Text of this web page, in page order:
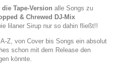
Tape-Version alle Songs zu
& Chrewed DJ-Mix
lilaner Sirup nur so dahin fließt!!
Z, von Cover bis Songs ein absolut
schon mit dem Release den
könnte.